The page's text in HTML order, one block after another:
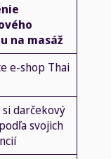
na masáž
e-shop Thai
darčekový
svojich